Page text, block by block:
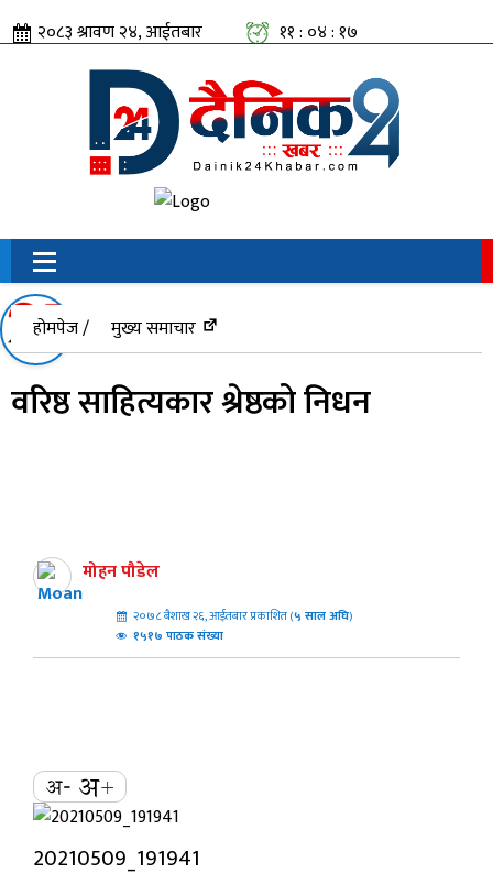
२०८३ श्रावण २४, आईतबार
११ : ०४ : १८
सामाजिक संजालतिर:
होमपेज / मुख्य समाचार
वरिष्ठ साहित्यकार श्रेष्ठको निधन
मोहन पौडेल
२०७८ बैशाख २६, आईतबार प्रकाशित (५ साल अघि)
१५१७ पाठक संख्या
20210509_191941